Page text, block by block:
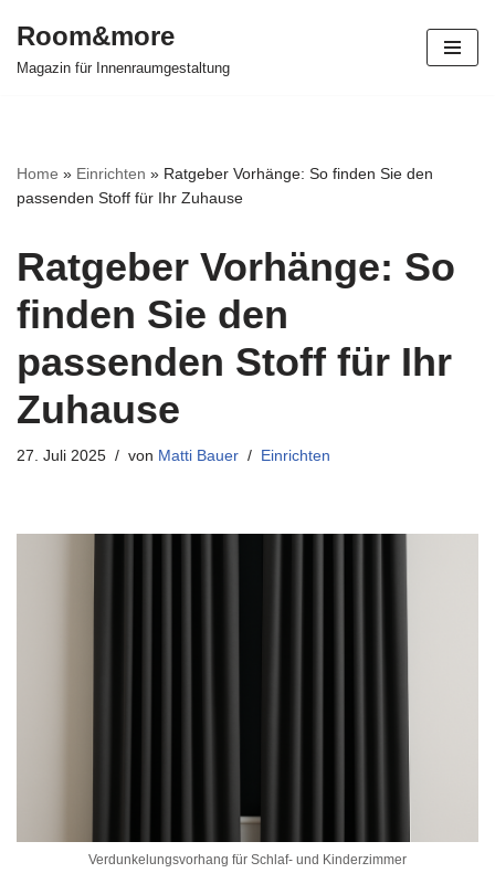
Zum
Room&more
Magazin für Innenraumgestaltung
Home » Einrichten » Ratgeber Vorhänge: So finden Sie den
passenden Stoff für Ihr Zuhause
Ratgeber Vorhänge: So
finden Sie den
passenden Stoff für Ihr
Zuhause
27. Juli 2025 von Matti Bauer Einrichten
Verdunkelungsvorhang für Schlaf- und Kinderzimmer